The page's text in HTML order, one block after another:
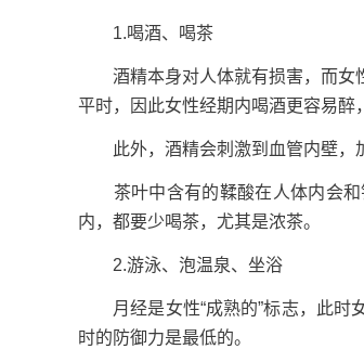
1.喝酒、喝茶
酒精本身对人体就有损害，而女性
平时，因此女性经期内喝酒更容易醉
此外，酒精会刺激到血管内壁，
茶叶中含有的鞣酸在人体内会和
内，都要少喝茶，尤其是浓茶。
2.游泳、泡温泉、坐浴
月经是女性“成熟的”标志，此时
时的防御力是最低的。